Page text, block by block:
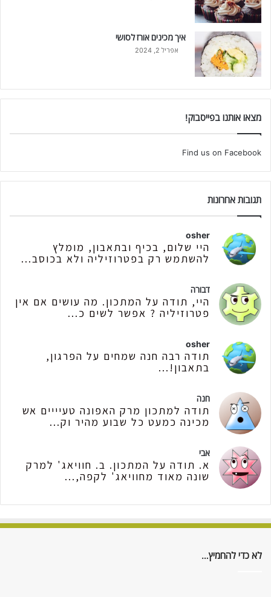
איך מכינים אורז לסושי
אפריל 2, 2024
מצאו אותנו בפייסבוק!
Find us on Facebook
תגובות אחרונות
osher
היי שלום, בכיף ובתאבון, מומלץ
להשתמש רק בפטרוזיליה ולא בכוסב...
דבורה
היי, תודה על המתכון. מה עושים אם אין
פטרוזיליה ? אפשר לשים כ...
osher
תודה רבה חנה שמחים על הפרגון,
בתאבון!...
חנה
תודה למתכון מרק האפונה טעיייים אש
מכינה כמעט כל שבוע מהיר וק...
אבי
א. תודה על המתכון. ב. חוויאג' למרק
שונה מאוד מחוויאג' לקפה,...
לא כדי להחמיץ…